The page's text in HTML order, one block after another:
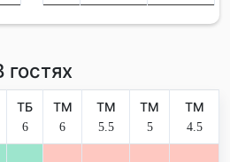
гостях
ТБ
6
ТМ
6
ТМ
5.5
ТМ
5
ТМ
4.5